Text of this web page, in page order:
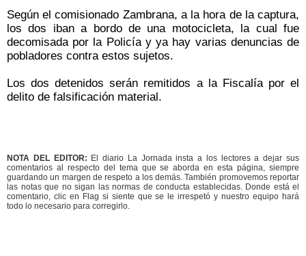
Según el comisionado Zambrana, a la hora de la captura,
los dos iban a bordo de una motocicleta, la cual fue
decomisada por la Policía y ya hay varias denuncias de
pobladores contra estos sujetos.
Los dos detenidos serán remitidos a la Fiscalía por el
delito de falsificación material.
NOTA DEL EDITOR: El diario La Jornada insta a los lectores a dejar sus
comentarios al respecto del tema que se aborda en esta página, siempre
guardando un margen de respeto a los demás. También promovemos reportar
las notas que no sigan las normas de conducta establecidas. Donde está el
comentario, clic en Flag si siente que se le irrespetó y nuestro equipo hará
todo lo necesario para corregirlo.